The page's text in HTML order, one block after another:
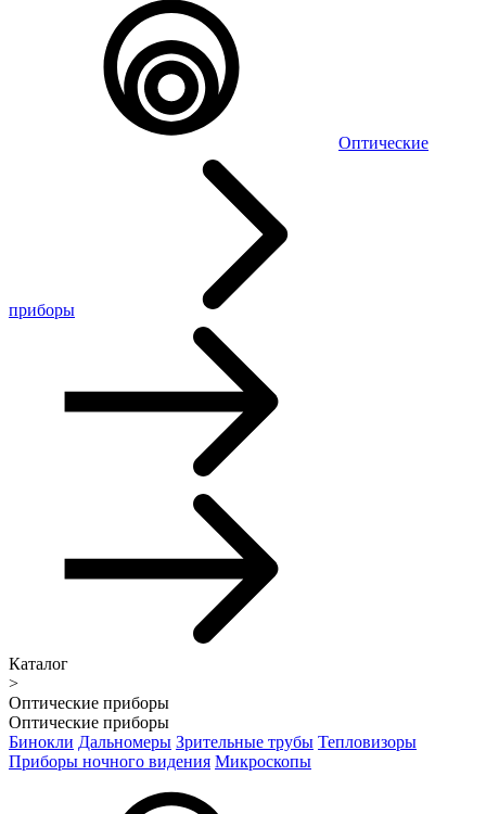
Оптические
приборы
Каталог
>
Оптические приборы
Оптические приборы
Бинокли Дальномеры Зрительные трубы Тепловизоры
Приборы ночного видения Микроскопы